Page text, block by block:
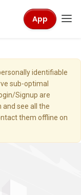
App
identifiable
sub-optimal
Signup are
and see all the
them offline on